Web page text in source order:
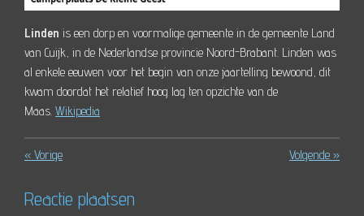
Linden is een dorp en voormalige gemeente in de gemeente Land
van Cuijk, in de Nederlandse provincie Noord-Brabant. Linden was
al enkele eeuwen voor het begin van onze jaartelling bewoond, dit
kwam doordat het relatief hoog lag ten opzichte van de
Maas. Wikipedia
« Vorige Volgende »
Reactie plaatsen